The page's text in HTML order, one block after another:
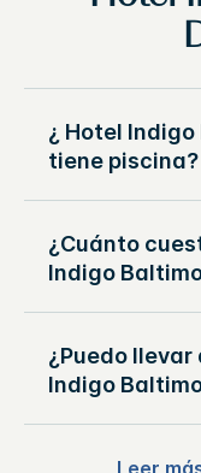
¿ Hotel Indigo
tiene piscina?
¿Cuánto
Indigo
¿Puedo
Indigo
Leer